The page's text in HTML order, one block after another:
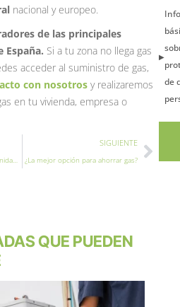
nacional y europeo.
de las principales
España. Si a tu zona no llega gas
acceder al suministro de gas,
con nosotros y realizaremos
en tu vivienda, empresa o
SIGUIENTE
¿La mejor opción para ahorrar gas?
de
QUE PUEDEN